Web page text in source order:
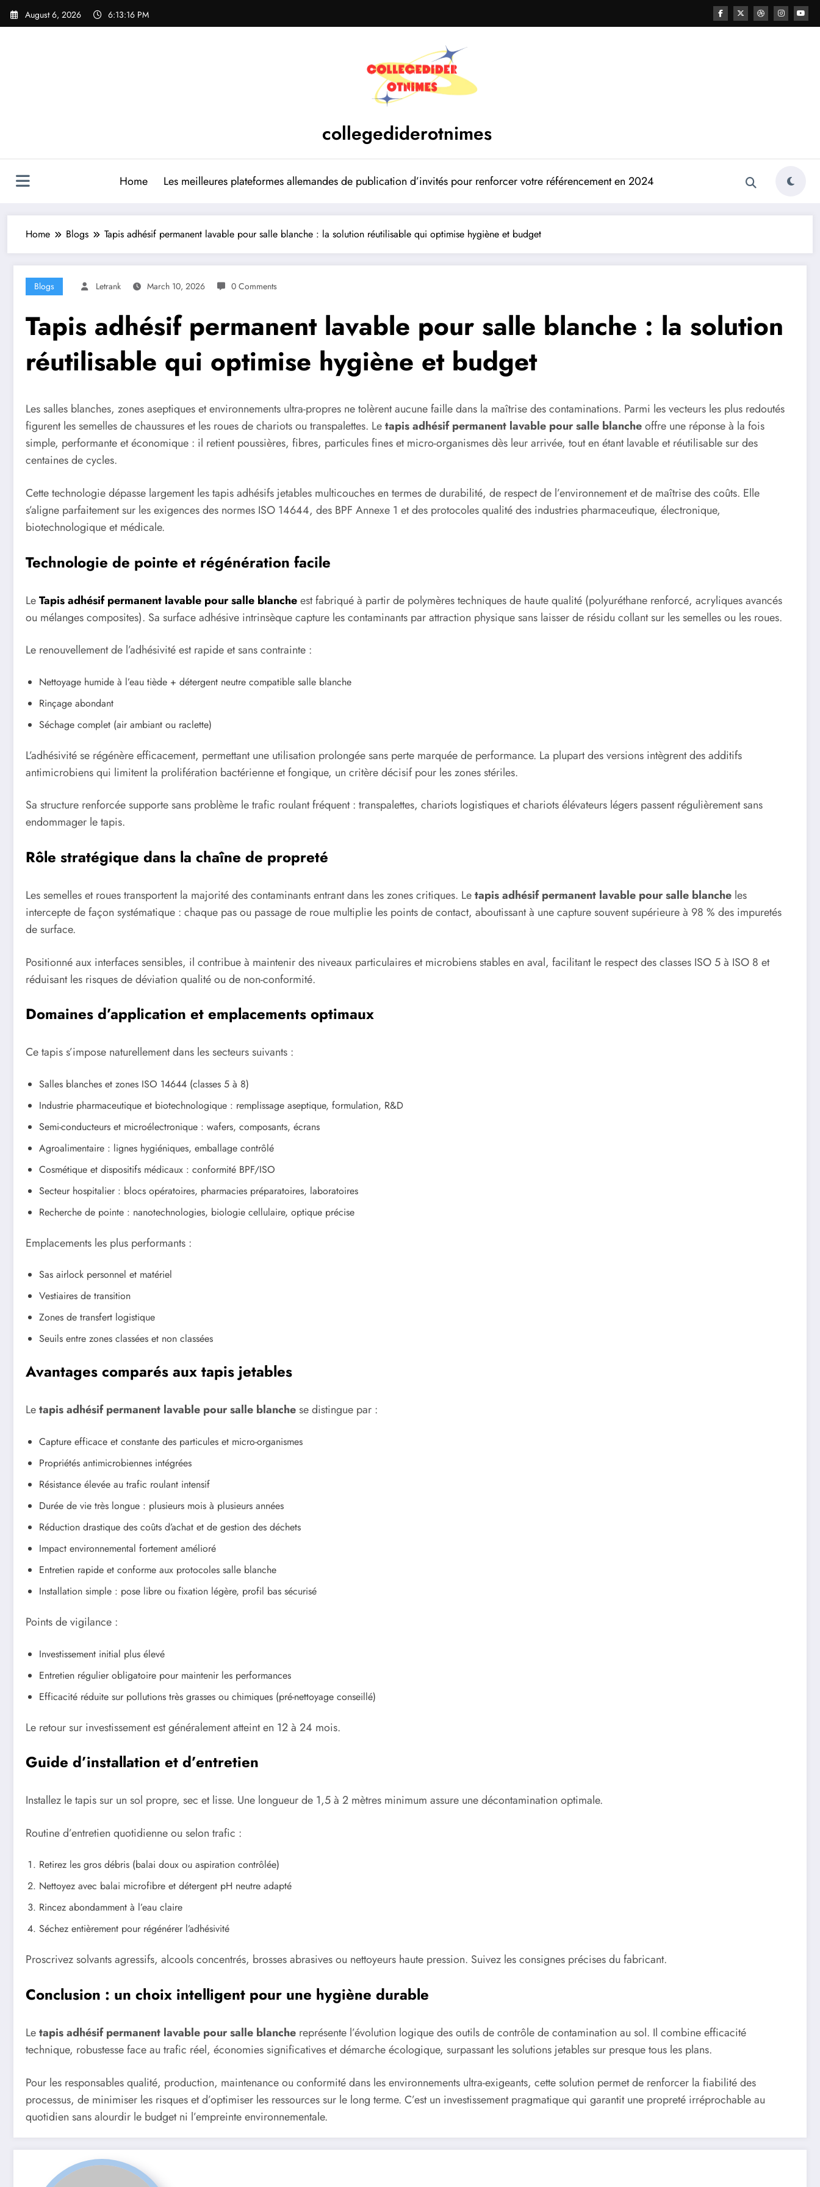
Skip
August 6, 2026 6:13:17 PM
collegediderotnimes
Home Les meilleures plateformes allemandes de publication d’invités pour renforcer votre référencement en 2024
Home Blogs Tapis adhésif permanent lavable pour salle blanche : la solution réutilisable qui optimise hygiène et budget
Blogs Letrank March 10, 2026 0 Comments
Tapis adhésif permanent lavable pour salle blanche : la solution
réutilisable qui optimise hygiène et budget
Les salles blanches, zones aseptiques et environnements ultra-propres ne tolèrent aucune faille dans la maîtrise des contaminations. Parmi les vecteurs les plus redoutés
figurent les semelles de chaussures et les roues de chariots ou transpalettes. Letapis adhésif permanent lavable pour salle blancheoffre une réponse à la fois
simple, performante et économique : il retient poussières, fibres, particules fines et micro-organismes dès leur arrivée, tout en étant lavable et réutilisable sur des
centaines de cycles.
Cette technologie dépasse largement les tapis adhésifs jetables multicouches en termes de durabilité, de respect de l’environnement et de maîtrise des coûts. Elle
s’aligne parfaitement sur les exigences des normes ISO 14644, des BPF Annexe 1 et des protocoles qualité des industries pharmaceutique, électronique,
biotechnologique et médicale.
Technologie de pointe et régénération facile
LeTapis adhésif permanent lavable pour salle blancheest fabriqué à partir de polymères techniques de haute qualité (polyuréthane renforcé, acryliques avancés
ou mélanges composites). Sa surface adhésive intrinsèque capture les contaminants par attraction physique sans laisser de résidu collant sur les semelles ou les roues.
Le renouvellement de l’adhésivité est rapide et sans contrainte :
Nettoyage humide à l’eau tiède + détergent neutre compatible salle blanche
Rinçage abondant
Séchage complet (air ambiant ou raclette)
L’adhésivité se régénère efficacement, permettant une utilisation prolongée sans perte marquée de performance. La plupart des versions intègrent des additifs
antimicrobiens qui limitent la prolifération bactérienne et fongique, un critère décisif pour les zones stériles.
Sa structure renforcée supporte sans problème le trafic roulant fréquent : transpalettes, chariots logistiques et chariots élévateurs légers passent régulièrement sans
endommager le tapis.
Rôle stratégique dans la chaîne de propreté
Les semelles et roues transportent la majorité des contaminants entrant dans les zones critiques. Letapis adhésif permanent lavable pour salle blanche les
intercepte de façon systématique : chaque pas ou passage de roue multiplie les points de contact, aboutissant à une capture souvent supérieure à 98 % des impuretés
de surface.
Positionné aux interfaces sensibles, il contribue à maintenir des niveaux particulaires et microbiens stables en aval, facilitant le respect des classes ISO 5 à ISO 8 et
réduisant les risques de déviation qualité ou de non-conformité.
Domaines d’application et emplacements optimaux
Ce tapis s’impose naturellement dans les secteurs suivants :
Salles blanches et zones ISO 14644 (classes 5 à 8)
Industrie pharmaceutique et biotechnologique : remplissage aseptique, formulation, R&D
Semi-conducteurs et microélectronique : wafers, composants, écrans
Agroalimentaire : lignes hygiéniques, emballage contrôlé
Cosmétique et dispositifs médicaux : conformité BPF/ISO
Secteur hospitalier : blocs opératoires, pharmacies préparatoires, laboratoires
Recherche de pointe : nanotechnologies, biologie cellulaire, optique précise
Emplacements les plus performants :
Sas airlock personnel et matériel
Vestiaires de transition
Zones de transfert logistique
Seuils entre zones classées et non classées
Avantages comparés aux tapis jetables
Letapis adhésif permanent lavable pour salle blanchese distingue par :
Capture efficace et constante des particules et micro-organismes
Propriétés antimicrobiennes intégrées
Résistance élevée au trafic roulant intensif
Durée de vie très longue : plusieurs mois à plusieurs années
Réduction drastique des coûts d’achat et de gestion des déchets
Impact environnemental fortement amélioré
Entretien rapide et conforme aux protocoles salle blanche
Installation simple : pose libre ou fixation légère, profil bas sécurisé
Points de vigilance :
Investissement initial plus élevé
Entretien régulier obligatoire pour maintenir les performances
Efficacité réduite sur pollutions très grasses ou chimiques (pré-nettoyage conseillé)
Le retour sur investissement est généralement atteint en 12 à 24 mois.
Guide d’installation et d’entretien
Installez le tapis sur un sol propre, sec et lisse. Une longueur de 1,5 à 2 mètres minimum assure une décontamination optimale.
Routine d’entretien quotidienne ou selon trafic :
Retirez les gros débris (balai doux ou aspiration contrôlée)
Nettoyez avec balai microfibre et détergent pH neutre adapté
Rincez abondamment à l’eau claire
Séchez entièrement pour régénérer l’adhésivité
Proscrivez solvants agressifs, alcools concentrés, brosses abrasives ou nettoyeurs haute pression. Suivez les consignes précises du fabricant.
Conclusion : un choix intelligent pour une hygiène durable
Letapis adhésif permanent lavable pour salle blanche représente l’évolution logique des outils de contrôle de contamination au sol. Il combine efficacité
technique, robustesse face au trafic réel, économies significatives et démarche écologique, surpassant les solutions jetables sur presque tous les plans.
Pour les responsables qualité, production, maintenance ou conformité dans les environnements ultra-exigeants, cette solution permet de renforcer la fiabilité des
processus, de minimiser les risques et d’optimiser les ressources sur le long terme. C’est un investissement pragmatique qui garantit une propreté irréprochable au
quotidien sans alourdir le budget ni l’empreinte environnementale.